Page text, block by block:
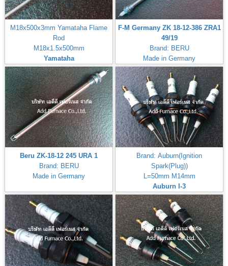
M18x500x3mm Yamataha Flame
Rod
M18x1.5x500mm
Yamataha
F-M Germany ZK 18-12-386 ZRA1
49/19
Brand: BERU
Made in Germany
Beru ZK-18-12 245 URA 1
Brand: BERU
Made in Germany
Brand: Auburn(Ignition
Spark(Plug))
L=50mm M14mm
Auburn I-3